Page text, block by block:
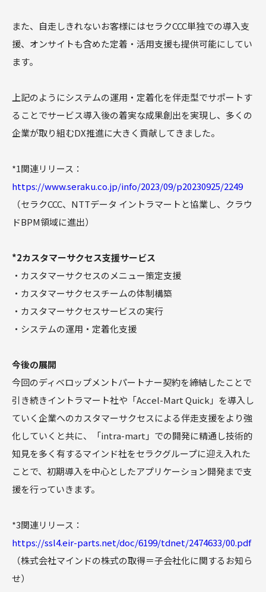
また、自走しきれないお客様にはセラクCCC単独での導入支
援、オンサイトも含めた定着・活用支援も提供可能にしてい
ます。
上記のようにシステムの運用・定着化を伴走型でサポートす
ることでサービス導入後の着実な成果創出を実現し、多くの
企業が取り組むDX推進に大きく貢献してきました。
*1関連リリース：
https://www.seraku.co.jp/info/2023/09/p20230925/2249
（セラクCCC、NTTデータ イントラマートと協業し、クラウ
ドBPM領域に進出）
*2カスタマーサクセス支援サービス
・カスタマーサクセスのメニュー策定支援
・カスタマーサクセスチームの体制構築
・カスタマーサクセスサービスの実行
・システムの運用・定着化支援
今後の展開
今回のディベロップメントパートナー契約を締結したことで
引き続きイントラマート社や「Accel-Mart Quick」を導入し
ていく企業へのカスタマーサクセスによる伴走支援をより強
化していくと共に、「intra-mart」での開発に精通し技術的
知見を多く有するマインド社をセラクグループに迎え入れた
ことで、初期導入を中心としたアプリケーション開発まで支
援を行っていきます。
*3関連リリース：
https://ssl4.eir-parts.net/doc/6199/tdnet/2474633/00.pdf
（株式会社マインドの株式の取得＝子会社化に関するお知ら
せ）